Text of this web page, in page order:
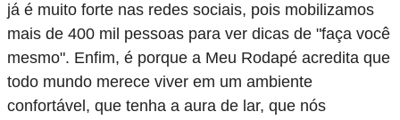
já é muito forte nas redes sociais, pois mobilizamos
mais de 400 mil pessoas para ver dicas de "faça você
mesmo". Enfim, é porque a Meu Rodapé acredita que
todo mundo merece viver em um ambiente
confortável, que tenha a aura de lar, que nós